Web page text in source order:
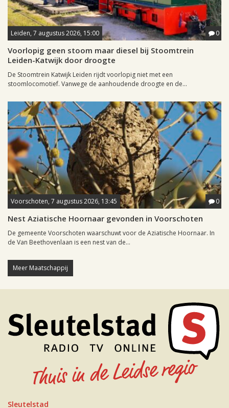
Leiden, 7 augustus 2026, 15:00 0
Voorlopig geen stoom maar diesel bij Stoomtrein
Leiden-Katwijk door droogte
De Stoomtrein Katwijk Leiden rijdt voorlopig niet met een
stoomlocomotief. Vanwege de aanhoudende droogte en de...
Voorschoten, 7 augustus 2026, 13:45 0
Nest Aziatische Hoornaar gevonden in Voorschoten
De gemeente Voorschoten waarschuwt voor de Aziatische Hoornaar. In
de Van Beethovenlaan is een nest van de...
Meer Maatschappij
Sleutelstad